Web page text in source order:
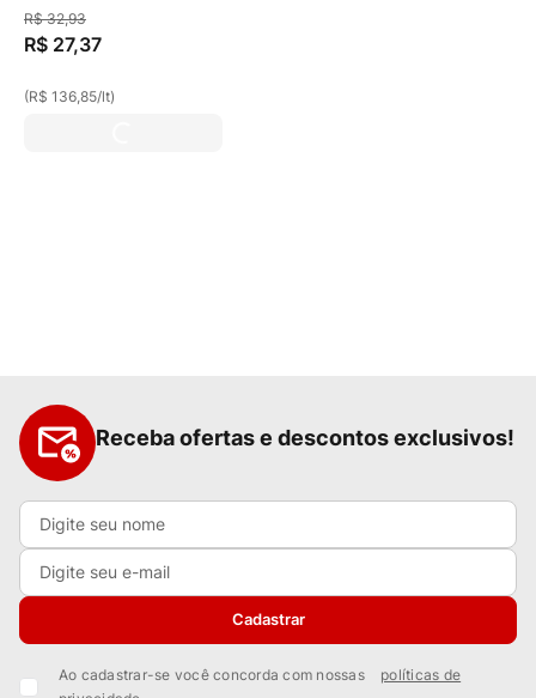
R$ 32,93
R$ 27,37
(R$ 136,85/lt)
Receba ofertas e descontos exclusivos!
Cadastrar
Ao cadastrar-se você concorda com nossas
políticas de